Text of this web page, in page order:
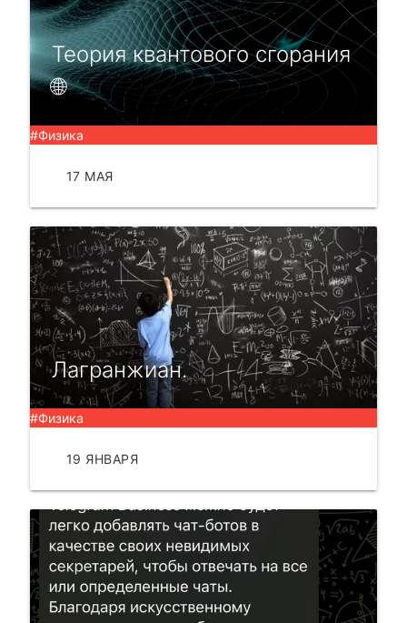
Теория квантового сгорания
🌐
#Физика
17 МАЯ
Лагранжиан.
#Физика
19 ЯНВАРЯ